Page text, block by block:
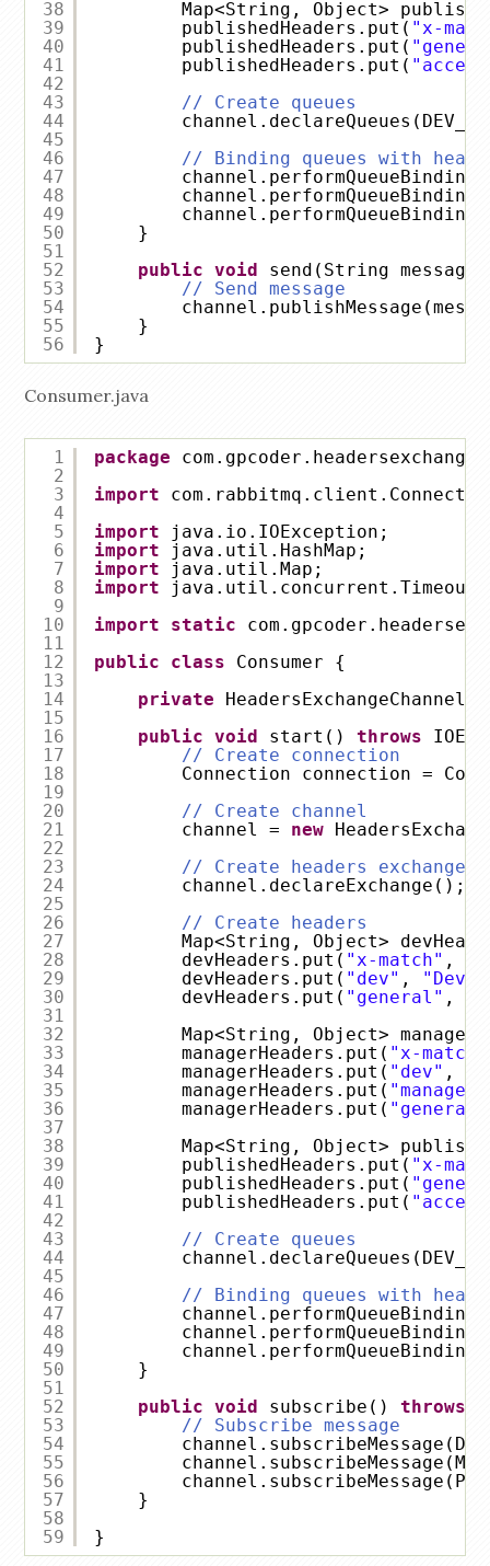
38
39
40
41
42
43
44
45
46
47
48
49
50
51
52
53
54
55
56
Map<String, Object>
publishedHeaders.put( "x-
publishedHeaders.put(
publishedHeaders.put(
// Create queues
// Binding queues with
}
public void
send(String
// Send message
}
}
Consumer.java
1
2
3
4
5
6
7
8
9
10
11
12
13
14
15
16
17
18
19
20
21
22
23
24
25
26
27
28
29
30
31
32
33
34
35
36
37
38
39
40
41
42
43
44
45
46
47
48
49
50
51
52
53
54
55
56
57
58
59
package
com.gpcoder.headersexchange;
import
import
java.io.IOException;
import
java.util.HashMap;
import
java.util.Map;
import
import
static
public
class
Consumer {
private
HeadersExchangeChannel
public void start() throws
// Create connection
Connection connection =
// Create channel
channel = new
// Create headers exchange
channel.declareExchange();
// Create headers
Map<String, Object>
devHeaders.put( "x-match" ,
devHeaders.put( "dev" ,
devHeaders.put( "general" ,
Map<String, Object>
managerHeaders.put( "x-match"
managerHeaders.put( "dev" ,
managerHeaders.put( "manager"
managerHeaders.put( "general"
Map<String, Object>
publishedHeaders.put( "x-
publishedHeaders.put(
publishedHeaders.put(
// Create queues
// Binding queues with
}
public void subscribe() throws
// Subscribe message
}
}